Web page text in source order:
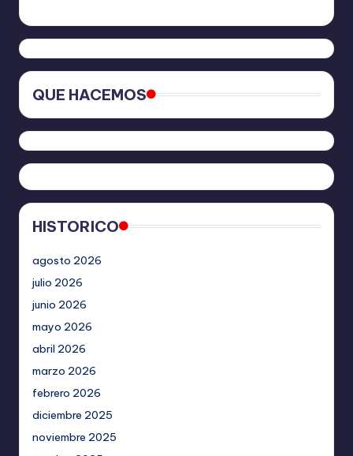
QUE HACEMOS
HISTORICO
agosto 2026
julio 2026
junio 2026
mayo 2026
abril 2026
marzo 2026
febrero 2026
diciembre 2025
noviembre 2025